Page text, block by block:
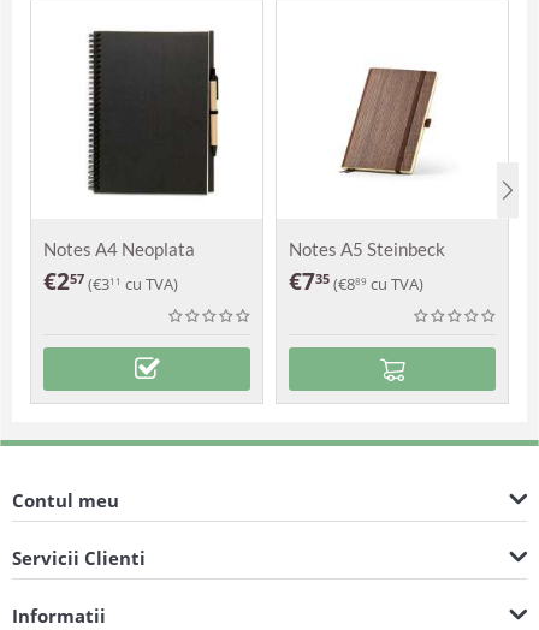
Notes A4 Neoplata
€257 (€311 cu TVA)
Notes A5 Steinbeck
€735 (€889 cu TVA)
Contul meu
Servicii Clienti
Informatii